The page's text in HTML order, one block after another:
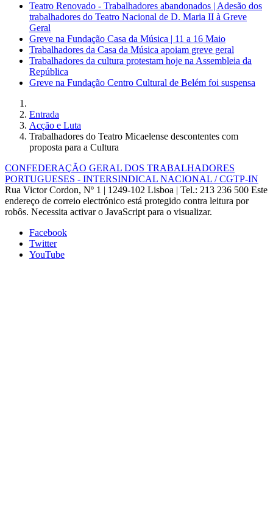
Teatro Renovado - Trabalhadores abandonados | Adesão dos
trabalhadores do Teatro Nacional de D. Maria II à Greve
Geral
Greve na Fundação Casa da Música | 11 a 16 Maio
Trabalhadores da Casa da Música apoiam greve geral
Trabalhadores da cultura protestam hoje na Assembleia da
República
Greve na Fundação Centro Cultural de Belém foi suspensa
Entrada
Acção e Luta
Trabalhadores do Teatro Micaelense descontentes com
proposta para a Cultura
CONFEDERAÇÃO GERAL DOS TRABALHADORES
PORTUGUESES - INTERSINDICAL NACIONAL / CGTP-IN
Rua Victor Cordon, Nº 1 | 1249-102 Lisboa | Tel.: 213 236 500 Este
endereço de correio electrónico está protegido contra leitura por
robôs. Necessita activar o JavaScript para o visualizar.
Facebook
Twitter
YouTube